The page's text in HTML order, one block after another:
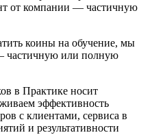
от компании — частичную
коины на обучение, мы
частичную или полную
в Практике носит
эффективность
с клиентами, сервиса в
и результативности